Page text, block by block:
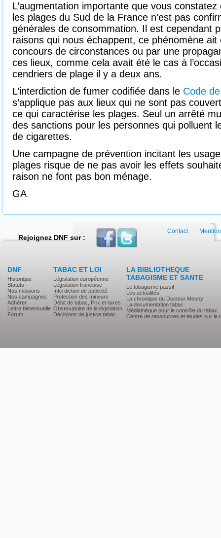
L’augmentation importante que vous
les plages du Sud de la France n’est pas
générales de consommation. Il est cependant
raisons qui nous échappent, ce phénomène
concours de circonstances ou par une
ces lieux, comme cela avait été le cas à
cendriers de plage il y a deux ans.
L’interdiction de fumer codifiée dans le Code
s’applique pas aux lieux qui ne sont pas
ce qui caractérise les plages. Seul un arrêté
des sanctions pour les personnes qui polluent
de cigarettes.
Une campagne de prévention incitant les
plages risque de ne pas avoir les effets
raison ne font pas bon ménage.
GA
Rejoignez DNF sur :
DNF
Historique
Statuts
Nos missions
Nos campagnes
Adhérer
Lettre bimensuelle
Forum
TABAC ET LOI
Législation européenne
Législation française
Interdiction de publicité
Protection des mineurs
Débit de tabac, Prix et taxes
Observatoire de la législation
Décisions de justice tabac
LA BIBLIOTHEQUE
TABAGISME ET SANTE
Le tabagisme passif
Les actualités
La chronique du Docteur Mesny
La documentation tabac
Médiathèque pour le contrôle du tabac
Centre de ressources et études sur le
Contact